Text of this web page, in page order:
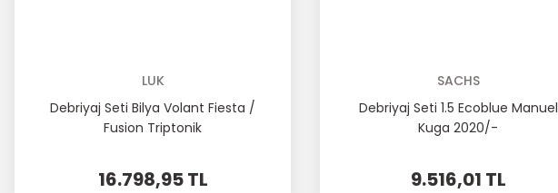
LUK
Debriyaj Seti Bilya Volant Fiesta /
Fusion Triptonik
16.798,95 TL
SACHS
Debriyaj Seti 1.5 Ecoblue Manuel
Kuga 2020/-
9.516,01 TL